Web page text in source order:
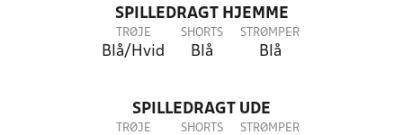
SPILLEDRAGT HJEMME
TRØJE
Blå/Hvid
SHORTS
Blå
STRØMPER
Blå
SPILLEDRAGT UDE
TRØJE SHORTS STRØMPER